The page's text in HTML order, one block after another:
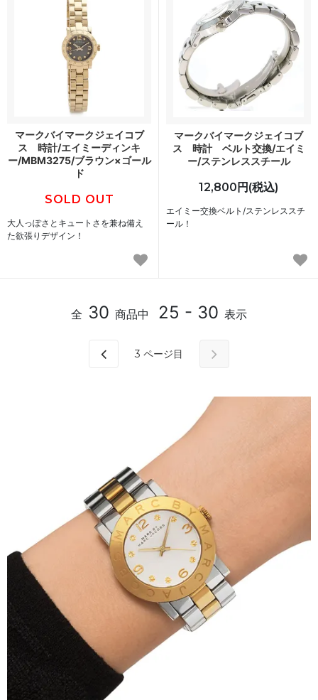
マークバイマークジェイコブ
ス 時計/エイミーディンキ
ー/MBM3275/ブラウン×ゴール
ド
SOLD OUT
大人っぽさとキュートさを兼ね備え
た欲張りデザイン！
マークバイマークジェイコブ
ス 時計 ベルト交換/エイミ
ー/ステンレススチール
12,800円(税込)
エイミー交換ベルト/ステンレススチ
ール！
全 30 商品中 25 - 30 表示
3 ページ目